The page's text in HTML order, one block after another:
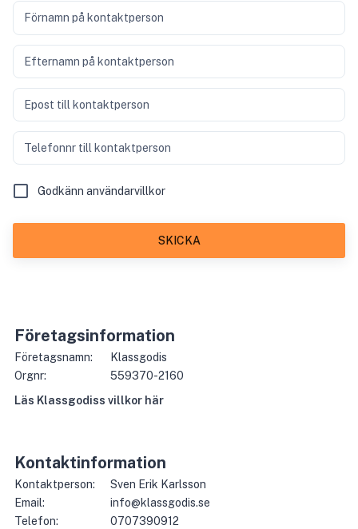
Förnamn på kontaktperson
Efternamn på kontaktperson
Epost till kontaktperson
Telefonnr till kontaktperson
Godkänn användarvillkor
SKICKA
Företagsinformation
Företagsnamn:
Klassgodis
Orgnr:
559370-2160
Läs Klassgodiss villkor här
Kontaktinformation
Kontaktperson:
Sven Erik Karlsson
Email:
info@klassgodis.se
Telefon:
0707390912